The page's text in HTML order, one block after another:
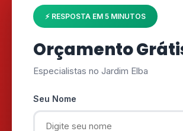
⚡ RESPOSTA EM 5 MINUTOS
Orçamento
Especialistas no Jardim Elba
Seu Nome